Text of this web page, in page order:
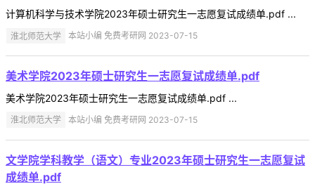
计算机科学与技术学院2023年硕士研究生一志愿复试成绩单.pdf ...
淮北师范大学 本站小编 免费考研网 2023-07-15
美术学院2023年硕士研究生一志愿复试成绩单.pdf
美术学院2023年硕士研究生一志愿复试成绩单.pdf ...
淮北师范大学 本站小编 免费考研网 2023-07-15
文学院学科教学（语文）专业2023年硕士研究生一志愿复试
成绩单.pdf